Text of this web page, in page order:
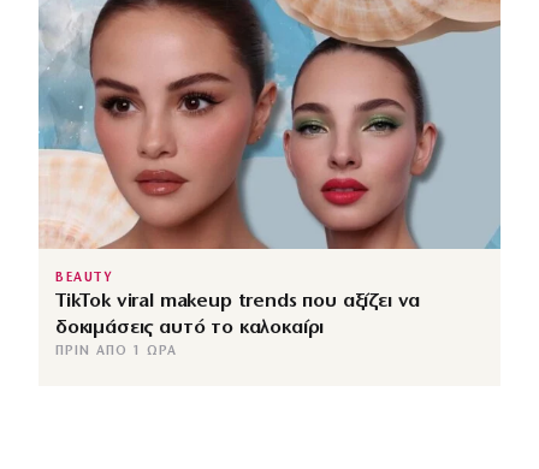
BEAUTY
TikTok viral makeup trends που αξίζει να
δοκιμάσεις αυτό το καλοκαίρι
ΠΡΙΝ ΑΠΌ 1 ΏΡΑ